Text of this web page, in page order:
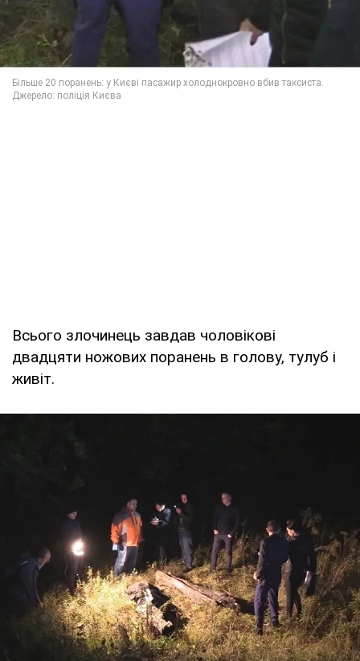
Всього злочинець завдав чоловікові
двадцяти ножових поранень в голову, тулуб і
живіт.